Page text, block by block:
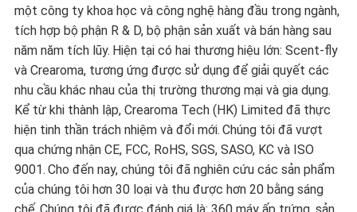
một công ty khoa học và công nghệ hàng đầu trong ngành,
tích hợp bộ phận R & D, bộ phận sản xuất và bán hàng sau
năm năm tích lũy. Hiện tại có hai thương hiệu lớn: Scent-fly
và Crearoma, tương ứng được sử dụng để giải quyết các
nhu cầu khác nhau của thị trường thương mại và gia dụng.
Kể từ khi thành lập, Crearoma Tech (HK) Limited đã thực
hiện tinh thần trách nhiệm và đổi mới. Chúng tôi đã vượt
qua chứng nhận CE, FCC, RoHS, SGS, SASO, KC và ISO
9001. Cho đến nay, chúng tôi đã nghiên cứu các sản phẩm
của chúng tôi hơn 30 loại và thu được hơn 20 bằng sáng